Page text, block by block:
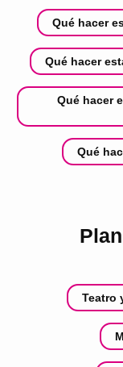
Qué hacer
Qué hacer
Qué hacer
Qué
Teatro